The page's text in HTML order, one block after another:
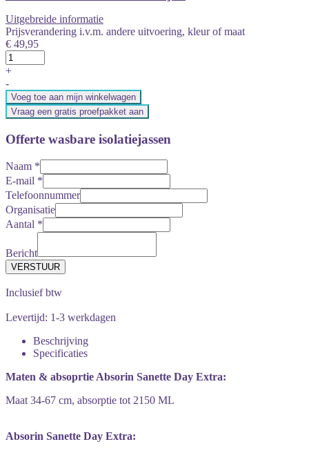
Uitgebreide informatie
Prijsverandering i.v.m. andere uitvoering, kleur of maat
€ 49,95
+
-
Voeg toe aan mijn winkelwagen
Vraag een gratis proefpakket aan
Offerte wasbare isolatiejassen
Naam *
E-mail *
Telefoonnummer
Organisatie
Aantal *
Bericht
Inclusief btw
Levertijd: 1-3 werkdagen
Beschrijving
Specificaties
Maten & absoprtie Absorin Sanette Day Extra:
Maat 34-67 cm, absorptie tot 2150 ML
Absorin Sanette Day Extra: